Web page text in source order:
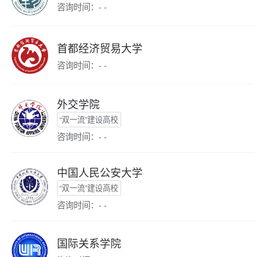
咨询时间：- -
首都经济贸易大学
咨询时间：- -
外交学院
“双一流”建设高校
咨询时间：- -
中国人民公安大学
“双一流”建设高校
咨询时间：- -
国际关系学院